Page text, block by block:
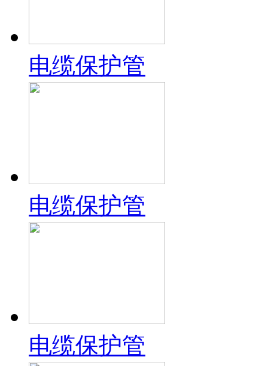
电缆保护管
电缆保护管
电缆保护管